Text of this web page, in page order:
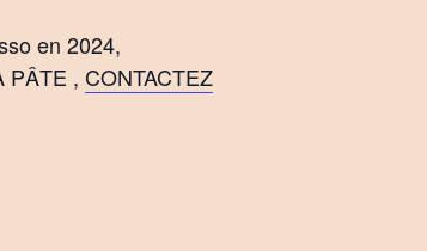
en 2024,
PÂTE , CONTACTEZ